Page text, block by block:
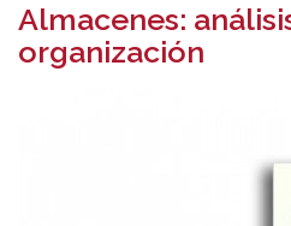
Almacenes:
organización